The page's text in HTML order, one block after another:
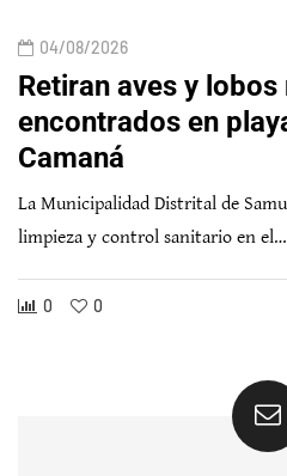
04/08/2026
Retiran aves y
encontrados en
Camaná
La Municipalidad Distrital de
limpieza y control sanitario en el…
0 0